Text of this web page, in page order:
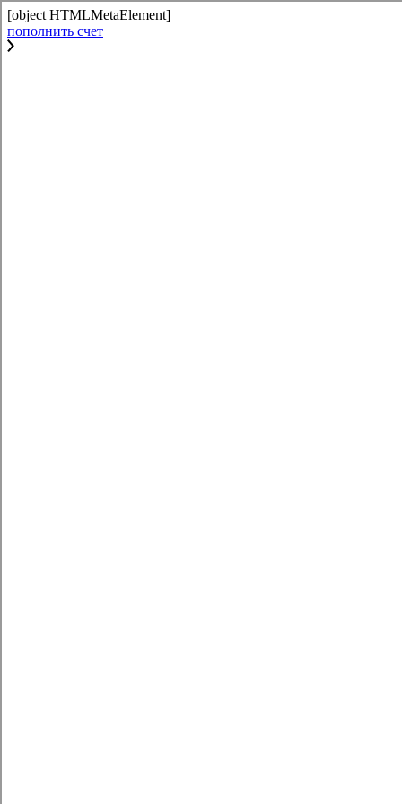
[object HTMLMetaElement]
пополнить счет